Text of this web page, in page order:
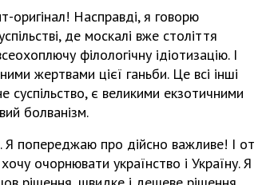
оригінал! Насправді, я говорю
де москалі вже століття
філологічну ідіотизацію. І
жертвами цієї ганьби. Це всі інші
є великими екзотичними
болванізм.
Я попереджаю про дійсно важливе! І от
очорнювати українство і Україну. Я